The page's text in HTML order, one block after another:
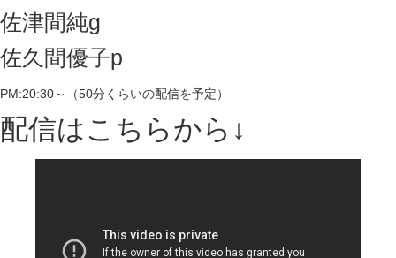
佐津間純g
佐久間優子p
PM:20:30～（50分くらいの配信を予定）
配信はこちらから↓